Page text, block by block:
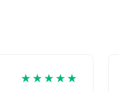
★★★★★